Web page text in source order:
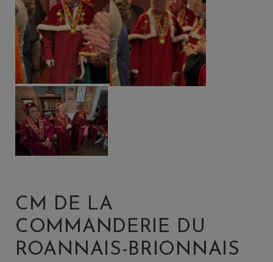
CM DE LA
COMMANDERIE DU
ROANNAIS-BRIONNAIS